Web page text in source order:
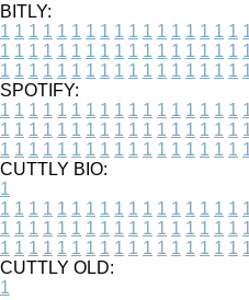
BITLY:
1 1 1 1 1 1 1 1 1 1 1 1 1 1 1 1 1
1 1 1 1 1 1 1 1 1 1 1 1 1 1 1 1 1
1 1 1 1 1 1 1 1 1 1 1 1 1 1 1 1 1
SPOTIFY:
1 1 1 1 1 1 1 1 1 1 1 1 1 1 1 1 1
1 1 1 1 1 1 1 1 1 1 1 1 1 1 1 1 1
1 1 1 1 1 1 1 1 1 1 1 1 1 1 1 1 1
CUTTLY BIO:
1
1 1 1 1 1 1 1 1 1 1 1 1 1 1 1 1 1
1 1 1 1 1 1 1 1 1 1 1 1 1 1 1 1 1
1 1 1 1 1 1 1 1 1 1 1 1 1 1 1 1 1
CUTTLY OLD:
1